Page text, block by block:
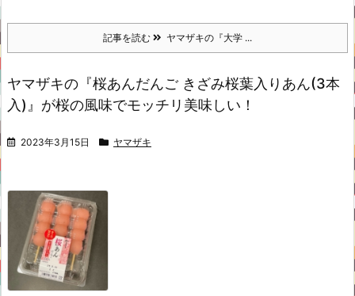
記事を読む ヤマザキの『大学 ...
ヤマザキの『桜あんだんご きざみ桜葉入りあん(3本
入)』が桜の風味でモッチリ美味しい！
2023年3月15日 ヤマザキ